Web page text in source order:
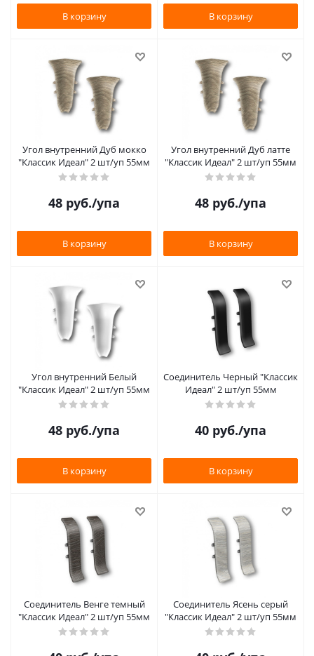
В корзину В корзину
Угол внутренний Дуб мокко
"Классик Идеал" 2 шт/уп 55мм
48 руб./упа
В корзину
Угол внутренний Дуб латте
"Классик Идеал" 2 шт/уп 55мм
48 руб./упа
В корзину
Угол внутренний Белый
"Классик Идеал" 2 шт/уп 55мм
48 руб./упа
В корзину
Соединитель Черный "Классик
Идеал" 2 шт/уп 55мм
40 руб./упа
В корзину
Соединитель Венге темный
"Классик Идеал" 2 шт/уп 55мм
Соединитель Ясень серый
"Классик Идеал" 2 шт/уп 55мм